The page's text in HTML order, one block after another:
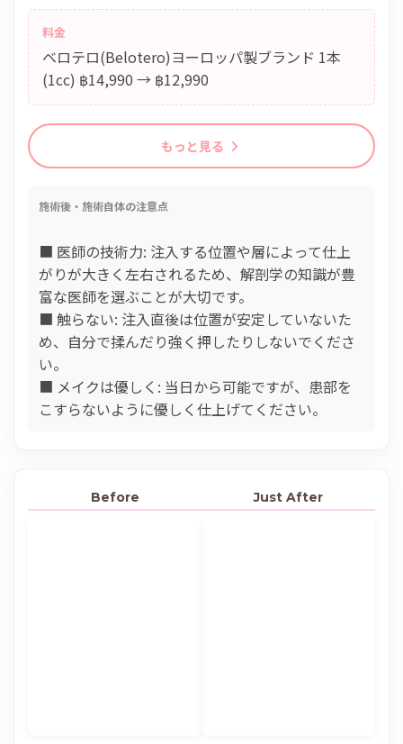
料金
ベロテロ(Belotero)ヨーロッパ製ブランド 1本
(1cc) ฿14,990 → ฿12,990
もっと見る
施術後・施術自体の注意点
■ 医師の技術力: 注入する位置や層によって仕上
がりが大きく左右されるため、解剖学の知識が豊
富な医師を選ぶことが大切です。
■ 触らない: 注入直後は位置が安定していないた
め、自分で揉んだり強く押したりしないでくださ
い。
■ メイクは優しく: 当日から可能ですが、患部を
こすらないように優しく仕上げてください。
Before Just After